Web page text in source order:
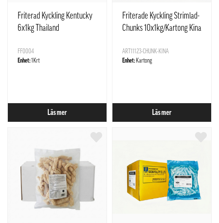
Friterad Kyckling Kentucky
6x1kg Thailand
FF0004
Enhet:1Krt
Läs mer
Friterade Kyckling Strimlad-
Chunks 10x1kg/Kartong Kina
ART11123-CHUNK-KINA
Enhet: Kartong
Läs mer